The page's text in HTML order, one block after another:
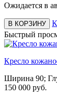
Ожидается в
В КОРЗИНУ
Быстрый
Кресло
Ширина 90;
150 000 руб.